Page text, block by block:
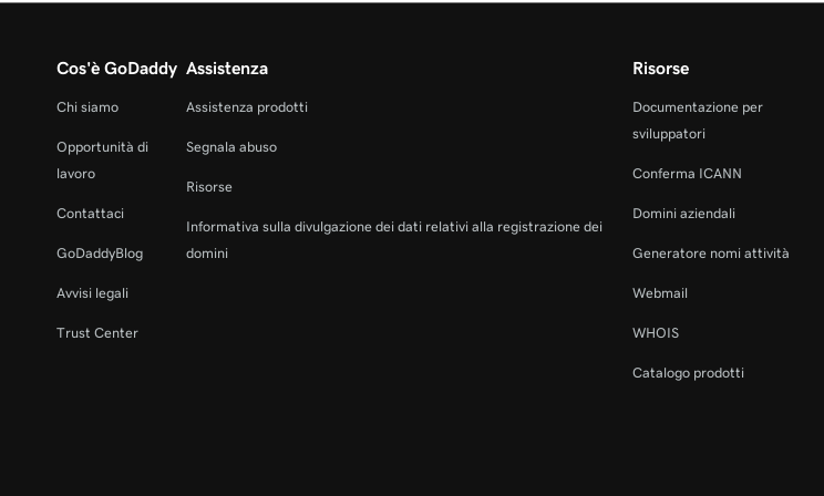
Cos'è GoDaddy
Chi siamo
Opportunità di
lavoro
Contattaci
GoDaddyBlog
Avvisi legali
Trust Center
Assistenza
Assistenza prodotti
Segnala abuso
Risorse
Informativa sulla divulgazione dei dati relativi alla registrazione dei
domini
Risorse
Documentazione per
sviluppatori
Conferma ICANN
Domini aziendali
Generatore nomi attività
Webmail
WHOIS
Catalogo prodotti